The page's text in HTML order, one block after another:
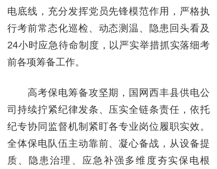
电底线，充分发挥党员先锋模范作用，严格执
行考前常态化巡检、动态测温、隐患回头看及
24小时应急待命制度，以严实举措抓实落细考
前各项筹备工作。
高考保电筹备攻坚期，国网西丰县供电公
司持续拧紧纪律发条、压实全链条责任，依托
纪专协同监督机制紧盯各专业岗位履职实效。
全体保电队伍主动靠前、凝心备战，从设备提
质、隐患治理、应急补强多维度夯实保电根